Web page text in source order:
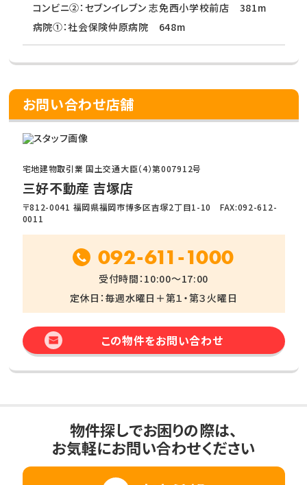
コンビニ②：セブンイレブン 志免西小学校前店 381m
病院①：社会保険仲原病院 648m
お問い合わせ店舗
宅地建物取引業 国土交通大臣（4）第007912号
三好不動産 吉塚店
〒812-0041 福岡県福岡市博多区吉塚2丁目1-10 FAX:092-612-
0011
092-611-1000
受付時間：10:00～17:00
定休日：毎週水曜日＋第１・第３火曜日
この物件をお問い合わせ
物件探しでお困りの際は、
お気軽にお問い合わせください